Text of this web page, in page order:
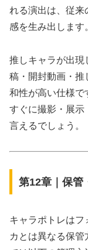
れる演出は、従来
感を生み出します
推しキャラが出現
稿・開封動画・推
和性が高い仕様で
すぐに撮影・展示
言えるでしょう。
第12章｜保管
キャラポトレはフ
カとは異なる保